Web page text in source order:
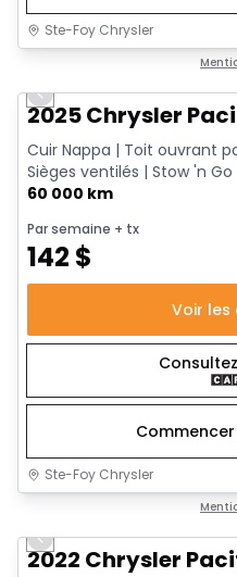
Ste-Foy Chrysler
Previous slide
2025 Chrysler
Cuir Nappa | Toit ouvrant
Sièges ventilés | Stow 'n Go
60 000 km
Par semaine + tx
142 $
Voir les
Ste-Foy Chrysler
Previous slide
2022 Chrysler